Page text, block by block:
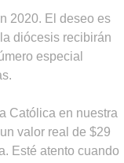
2020. El deseo es
diócesis recibirán
especial
Católica en nuestra
valor real de $29
Esté atento cuando